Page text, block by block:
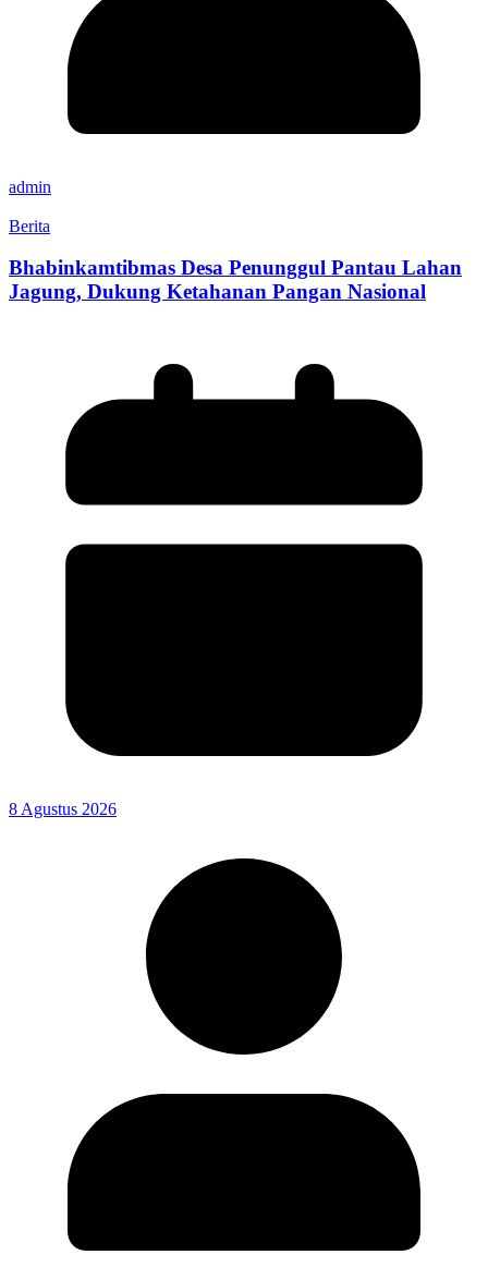
admin
Berita
Bhabinkamtibmas Desa Penunggul Pantau Lahan
Jagung, Dukung Ketahanan Pangan Nasional
8 Agustus 2026